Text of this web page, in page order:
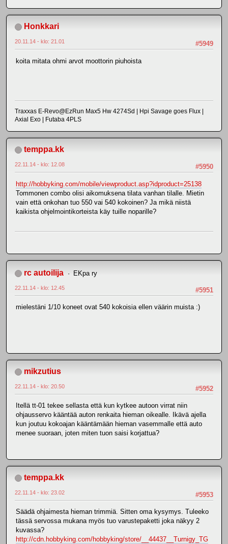
Honkkari
#5949
20.11.14 - klo: 21.01
koita mitata ohmi arvot moottorin piuhoista
Traxxas E-Revo@EzRun Max5 Hw 4274Sd | Hpi Savage goes Flux |
Axial Exo | Futaba 4PLS
temppa.kk
#5950
22.11.14 - klo: 12.08
http://hobbyking.com/mobile/viewproduct.asp?idproduct=25138
Tommonen combo olisi aikomuksena tilata vanhan tilalle. Mietin
vain että onkohan tuo 550 vai 540 kokoinen? Ja mikä niistä
kaikista ohjelmointikorteista käy tuille noparille?
rc autoilija EKpa ry
#5951
22.11.14 - klo: 12.45
mielestäni 1/10 koneet ovat 540 kokoisia ellen väärin muista :)
mikzutius
#5952
22.11.14 - klo: 20.50
Itellä tt-01 tekee sellasta että kun kytkee autoon virrat niin
ohjausservo kääntää auton renkaita hieman oikealle. Ikävä ajella
kun joutuu kokoajan kääntämään hieman vasemmalle että auto
menee suoraan, joten miten tuon saisi korjattua?
temppa.kk
#5953
22.11.14 - klo: 23.02
Säädä ohjaimesta hieman trimmiä. Sitten oma kysymys. Tuleeko
tässä servossa mukana myös tuo varustepaketti joka näkyy 2
kuvassa?
http://cdn.hobbyking.com/hobbyking/store/__44437__Turnigy_TG